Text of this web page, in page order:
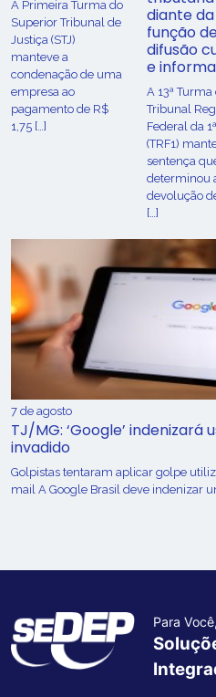
​A Primeira Turma do
Superior Tribunal de
Justiça (STJ)
manteve a
condenação de uma
empresa ao
pagamento de R$
1,75 […]
diante da
função
difusão
e
A 13ª Turma
Tribunal
Federal da
(TRF1)
sentença
determinou
devolução
[…]
7 de agosto
TJ/MG: ‘Google’
invadido
Golpistas tentaram aplicar golpe
mail A Google Brasil deve indenizar
Para